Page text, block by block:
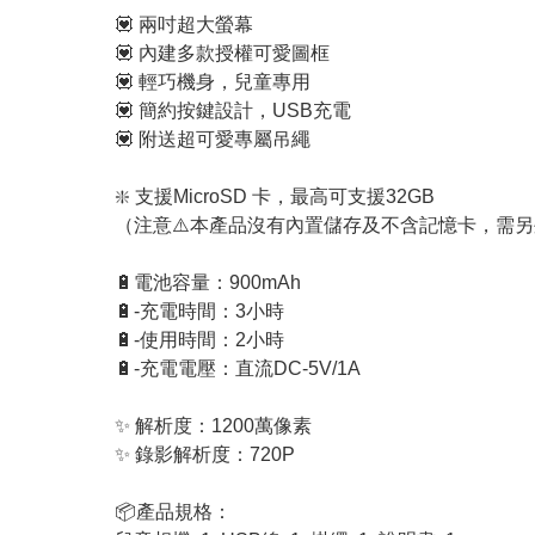
💟 兩吋超大螢幕
💟 內建多款授權可愛圖框
💟 輕巧機身，兒童專用
💟 簡約按鍵設計，USB充電
💟 附送超可愛專屬吊繩
❇️ 支援MicroSD 卡，最高可支援32GB
（注意⚠️本產品沒有內置儲存及不含記憶卡，需另
🔋電池容量：900mAh
🔋-充電時間：3小時
🔋-使用時間：2小時
🔋-充電電壓：直流DC-5V/1A
✨ 解析度：1200萬像素
✨ 錄影解析度：720P
📦產品規格：